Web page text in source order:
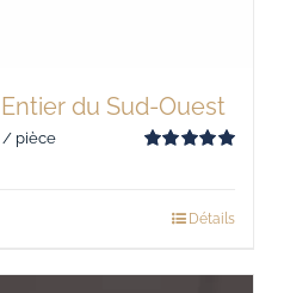
du Sud-Ouest
/ pièce
Détails